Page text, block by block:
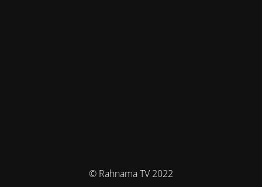
© Rahnama TV 2022